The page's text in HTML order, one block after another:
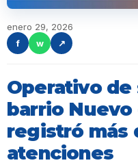
enero 29, 2026
f
w ↗
Operativo de
barrio Nuevo
registró más
atenciones